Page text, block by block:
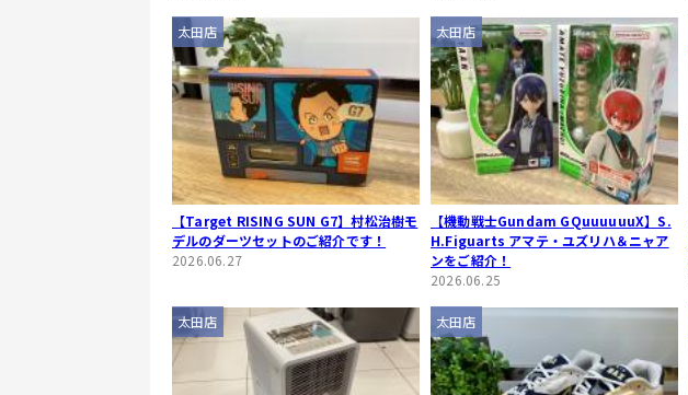
太田店
【Target RISING SUN G7】村松治樹モ
デルのダーツセットのご紹介です！
2026.06.27
太田店
【機動戦士Gundam GQuuuuuuX】S.
H.Figuarts アマテ・ユズリハ＆ニャア
ンをご紹介！
2026.06.25
太田店 太田店